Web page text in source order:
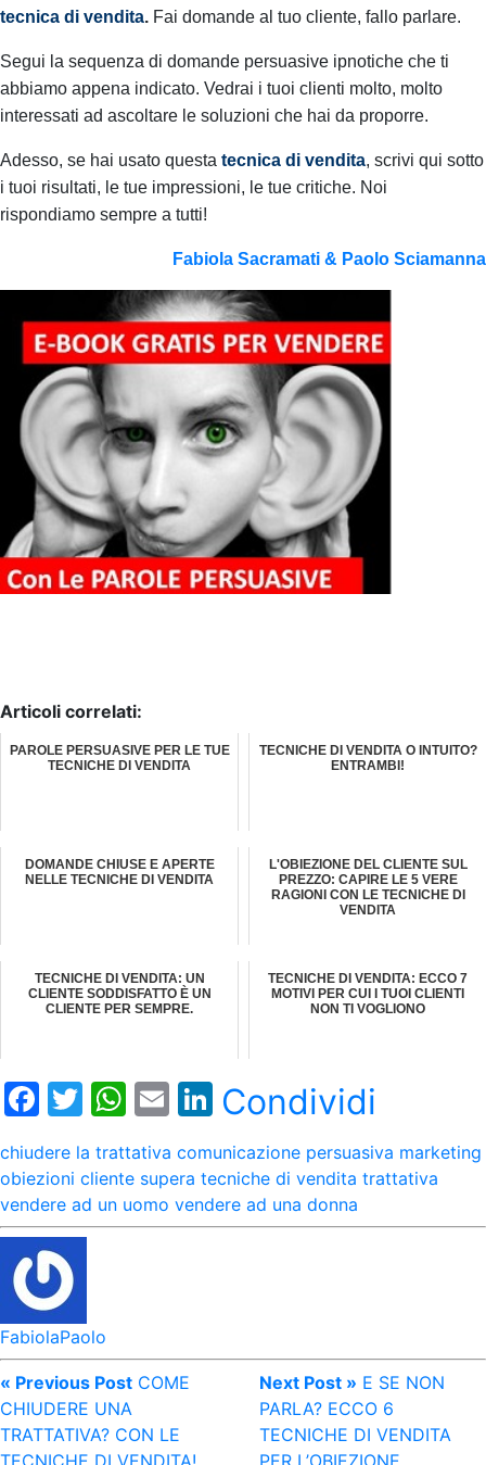
tecnica di vendita. Fai domande al tuo cliente, fallo parlare.
Segui la sequenza di domande persuasive ipnotiche che ti
abbiamo appena indicato. Vedrai i tuoi clienti molto, molto
interessati ad ascoltare le soluzioni che hai da proporre.
Adesso, se hai usato questa tecnica di vendita, scrivi qui sotto
i tuoi risultati, le tue impressioni, le tue critiche. Noi
rispondiamo sempre a tutti!
Fabiola Sacramati & Paolo Sciamanna
Articoli correlati:
PAROLE PERSUASIVE PER LE TUE
TECNICHE DI VENDITA
TECNICHE DI VENDITA O INTUITO?
ENTRAMBI!
DOMANDE CHIUSE E APERTE
NELLE TECNICHE DI VENDITA
L'OBIEZIONE DEL CLIENTE SUL
PREZZO: CAPIRE LE 5 VERE
RAGIONI CON LE TECNICHE DI
VENDITA
TECNICHE DI VENDITA: UN
CLIENTE SODDISFATTO È UN
CLIENTE PER SEMPRE.
TECNICHE DI VENDITA: ECCO 7
MOTIVI PER CUI I TUOI CLIENTI
NON TI VOGLIONO
Facebook
Twitter
WhatsApp
EmailLinkedIn
Condividi
chiudere la trattativa comunicazione persuasiva marketing
obiezioni cliente supera tecniche di vendita trattativa
vendere ad un uomo vendere ad una donna
FabiolaPaolo
« Previous Post COME
CHIUDERE UNA
TRATTATIVA? CON LE
Next Post » E SE NON
PARLA? ECCO 6
TECNICHE DI VENDITA